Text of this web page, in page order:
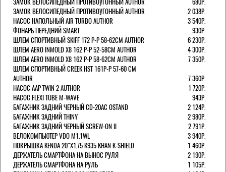
ЗАМОК ВЕЛОСИПЕДНЫЙ ПРОТИВОУГОННЫЙ AUTHOR
2 038Р.
НАСОС НАПОЛЬНЫЙ AIR TURBO AUTHOR
3 540Р.
ФОНАРЬ ПЕРЕДНИЙ SMART
930Р.
ШЛЕМ СПОРТИВНЫЙ SKIFF 172 Р-Р 58-62СМ AUTHOR
6 230Р.
ШЛЕМ AERO INMOLD X8 162 Р-Р 52-58СМ AUTHOR
4 300Р.
ШЛЕМ AERO INMOLD X8 162 Р-Р 58-62СМ AUTHOR
7 350Р.
ШЛЕМ СПОРТИВНЫЙ CREEK HST 161Р-Р 57-60 СМ
AUTHOR
7 360Р.
НАСОС AAP TWIN 2 AUTHOR
1 720Р.
НАСОС FLEXI TUBE M-WAVE
943Р.
БАГАЖНИК ЗАДНИЙ ЧЕРНЫЙ СD-20AC OSTAND
2 124Р.
БАГАЖНИК ЗАДНИЙ THINY
2 980Р.
БАГАЖНИК ЗАДНИЙ ЧЕРНЫЙ SCREW-ON II
2 791Р.
ВЕЛОКОМПЬЮТЕР VDO M1.1WL
3 940Р.
ПОКРЫШКА KENDA 20"Х1,75 K935 KHAN K-SHIELD
1 460Р.
ДЕРЖАТЕЛЬ СМАРТФОНА НА ВЫНОС РУЛЯ
2 190Р.
ДЕРЖАТЕЛЬ СМАРТФОНА НА РУЛЬ
1 105Р.